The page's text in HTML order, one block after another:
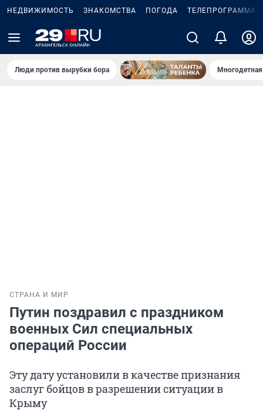
НЕДВИЖИМОСТЬ ЗНАКОМСТВА ПОГОДА ТЕЛЕПРОГРАММА
Люди против вырубки бора
СТРАНА И МИР
Путин поздравил с праздником
военных Сил специальных
операций России
Эту дату установили в качестве признания
заслуг бойцов в разрешении ситуации в
Крыму